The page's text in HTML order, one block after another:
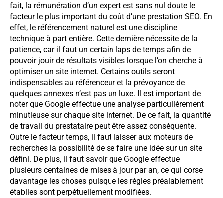
fait, la rémunération d’un expert est sans nul doute le
facteur le plus important du coût d’une prestation SEO. En
effet, le référencement naturel est une discipline
technique à part entière. Cette dernière nécessite de la
patience, car il faut un certain laps de temps afin de
pouvoir jouir de résultats visibles lorsque l’on cherche à
optimiser un site internet. Certains outils seront
indispensables au référenceur et la prévoyance de
quelques annexes n’est pas un luxe. Il est important de
noter que Google effectue une analyse particulièrement
minutieuse sur chaque site internet. De ce fait, la quantité
de travail du prestataire peut être assez conséquente.
Outre le facteur temps, il faut laisser aux moteurs de
recherches la possibilité de se faire une idée sur un site
défini. De plus, il faut savoir que Google effectue
plusieurs centaines de mises à jour par an, ce qui corse
davantage les choses puisque les règles préalablement
établies sont perpétuellement modifiées.